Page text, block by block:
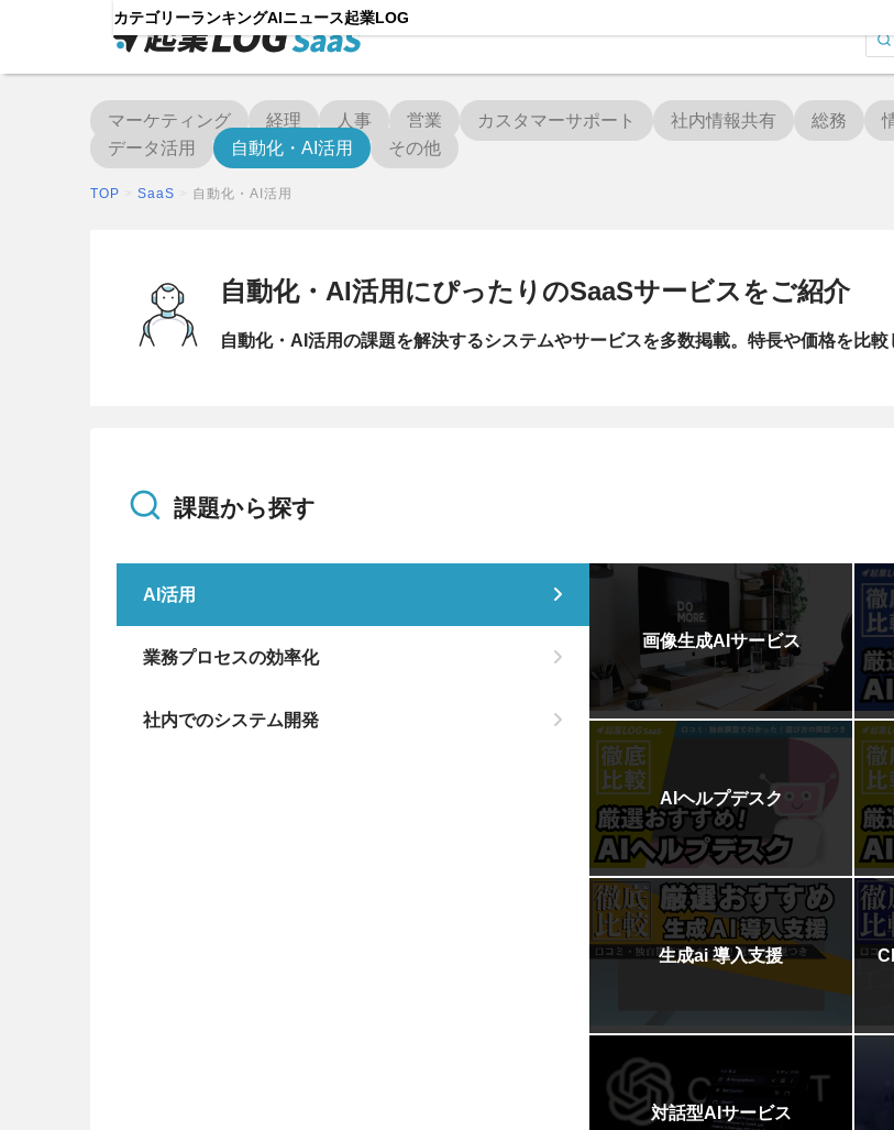
カテゴリーランキングAIニュース起業LOG
マーケティング 経理 人事 営業 カスタマーサポート 社内情報共有 総務
データ活用
自動化・AI活用 その他
TOP SaaS 自動化・AI活用
自動化・AI活用にぴったりのSaaSサービスをご紹介
自動化・AI活用の課題を解決するシステムやサービスを多数掲載。特長や価格を比較
課題から探す
AI活用
業務プロセスの効率化
社内でのシステム開発
画像生成AIサービス
AIヘルプデスク
生成ai 導入支援
対話型AIサービス